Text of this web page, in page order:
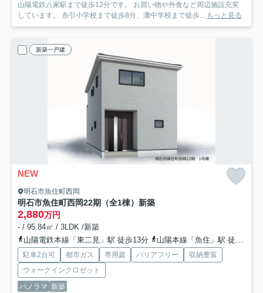
山陽電鉄八家駅まで徒歩12分です。 お買い物や外食など周辺施設充実
しています。 糸引小学校まで徒歩8分、灘中学校まで徒歩... もっと見る
新築一戸建
NEW
明石市魚住町西岡
明石市魚住町西岡22期（全1棟）新築
2,880万円
- / 95.84㎡ / 3LDK /新築
山陽電鉄本線「東二見」駅 徒歩13分
山陽本線「魚住」駅 徒歩17分
駐車2台可 都市ガス 専用庭 バリアフリー
収納豊富
ウォークインクロゼット
パノラマ 新築